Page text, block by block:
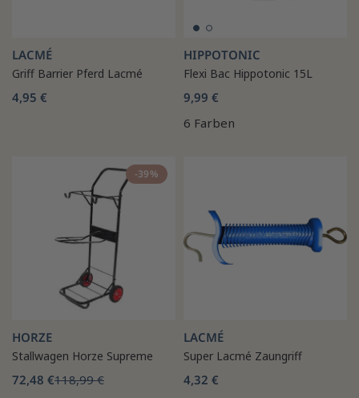
LACMÉ
Griff Barrier Pferd Lacmé
4,95 €
HIPPOTONIC
Flexi Bac Hippotonic 15L
9,99 €
6 Farben
-39%
HORZE
Stallwagen Horze Supreme
72,48 €118,99 €
LACMÉ
Super Lacmé Zaungriff
4,32 €